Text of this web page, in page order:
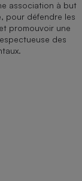
association à but
pour défendre les
promouvoir une
des